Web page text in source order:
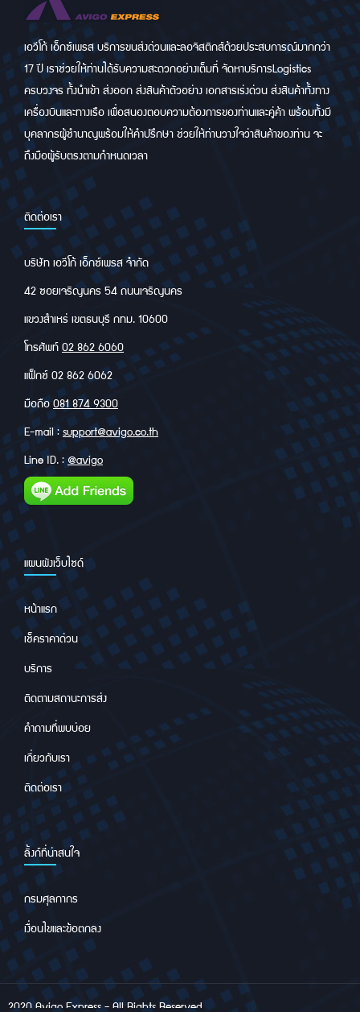
เอวีโก้ เอ็กซ์เพรส บริการขนส่งด่วนและลอจิสติกส์ด้วยประสบการณ์มากกว่า
17 ปี เราช่วยให้ท่านได้รับความสะดวกอย่างเต็มที่ จัดหาบริการLogistics
ครบวงจร ทั้งนำเข้า ส่งออก ส่งสินค้าตัวอย่าง เอกสารเร่งด่วน ส่งสินค้าทั้งทาง
เครื่องบินและทางเรือ เพื่อสนองตอบความต้องการของท่านและคู่ค้า พร้อมทั้งมี
บุคลากรผู้ชำนาญพร้อมให้คำปรึกษา ช่วยให้ท่านวางใจว่าสินค้าของท่าน จะ
ถึงมือผู้รับตรงตามกำหนดเวลา
ติดต่อเรา
บริษัท เอวีโก้ เอ็กซ์เพรส จำกัด
42 ซอยเจริญนคร 54 ถนนเจริญนคร
แขวงสำเหร่ เขตธนบุรี กทม. 10600
โทรศัพท์02 862 6060
แฟ็กซ์ 02 862 6062
มือถือ081 874 9300
E-mail :support@avigo.co.th
Line ID. :@avigo
แผนผังเว็บไซด์
หน้าแรก
เช็คราคาด่วน
บริการ
ติดตามสถานะการส่ง
คำถามที่พบบ่อย
เกี่ยวกับเรา
ติดต่อเรา
ลิ้งก์ที่น่าสนใจ
กรมศุลกากร
เงื่อนไขและข้อตกลง
2020 Avigo Express - All Rights Reserved